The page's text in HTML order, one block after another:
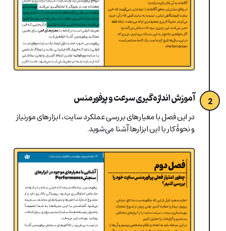
2 آموزش اندازه‌گیری سرعت و پرفورمنس
در این فصل با معیارهای بررسی عملکرد سایت، ابزارهای مورنیاز
و نحوۀ کار با این ابزارها آشنا می‌شوید.